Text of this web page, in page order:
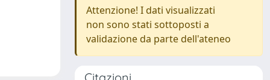
Attenzione! I dati visualizzati
non sono stati sottoposti a
validazione da parte dell'ateneo